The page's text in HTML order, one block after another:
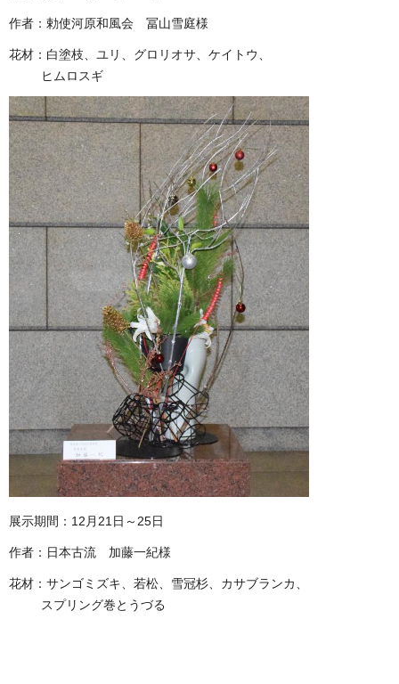
作者：勅使河原和風会 冨山雪庭様
花材：白塗枝、ユリ、グロリオサ、ケイトウ、
ヒムロスギ
展示期間：12月21日～25日
作者：日本古流 加藤一紀様
花材：サンゴミズキ、若松、雪冠杉、カサブランカ、
スプリング巻とうづる